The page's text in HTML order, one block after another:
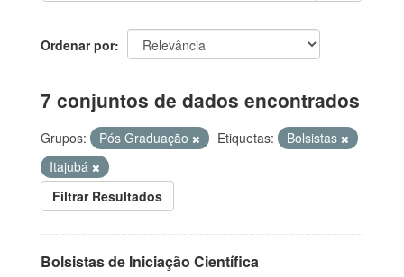
Ordenar por
7 conjuntos de dados encontrados
Grupos: Pós Graduação Etiquetas:
Bolsistas
Itajubá
Filtrar Resultados
Bolsistas de Iniciação Científica